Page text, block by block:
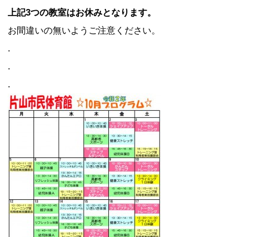
上記3つの教室はお休みとなります。
お間違いの無いようご注意ください。
.
.
.